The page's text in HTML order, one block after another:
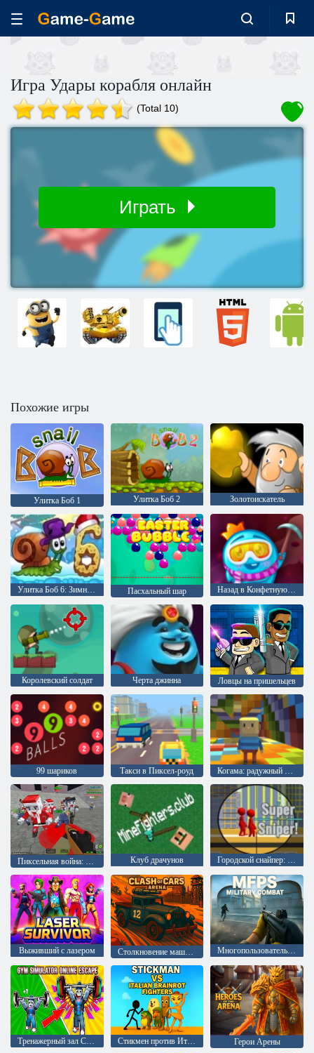
Игра Удары корабля онлайн
(Total 10)
Играть
Похожие игры
Улитка Боб 1 Улитка Боб 2 Золотоискатель
Улитка Боб 6: Зимняя сказка Пасхальный шар Назад в Конфетную страну 5: Шоколадная гора
Королевский солдат Черта джинна Ловцы на пришельцев
99 шариков Такси в Пиксел-роуд Когама: радужный паркур
Клуб драчунов Городской снайпер: Супер Снайпер!
Выживший с лазером Столкновение машин: Арена Многопользовательский шутер от первого лица Военный бой
Тренажерный зал Симулятор Онлайн Побег Стикмен против Итальянского брейнрота Герои Арены